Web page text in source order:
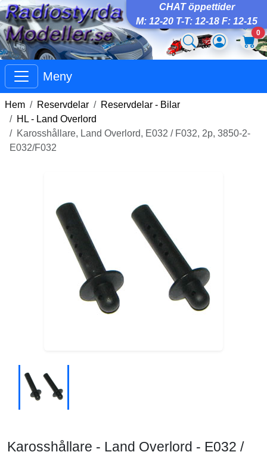
CHAT öppettider
M: 12-20 T-T: 12-18 F: 12-15
0
Meny
Hem Reservdelar
Reservdelar - Bilar
HL - Land Overlord
Karosshållare, Land Overlord, E032 / F032, 2p, 3850-2-
E032/F032
Karosshållare - Land Overlord - E032 /